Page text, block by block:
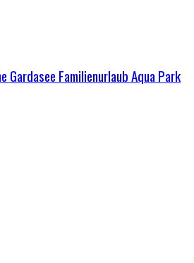
Gardasee Familienurlaub Aqua Park